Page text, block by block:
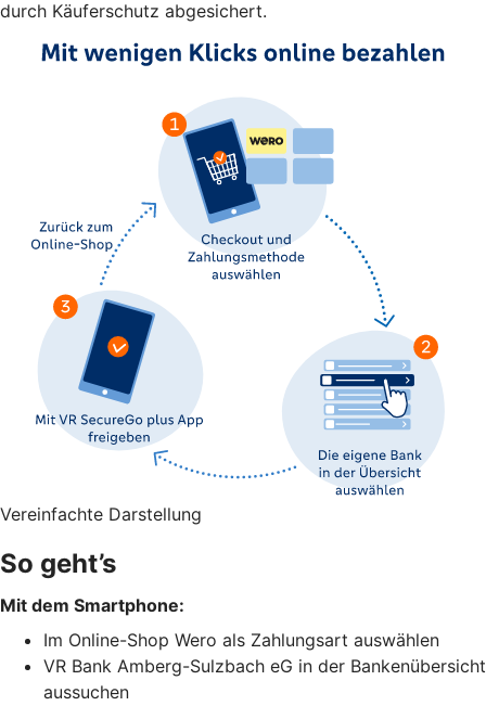
durch Käuferschutz abgesichert.
Vereinfachte Darstellung
So geht’s
Mit dem Smartphone:
Im Online-Shop Wero als Zahlungsart auswählen
VR Bank Amberg-Sulzbach eG in der Bankenübersicht
aussuchen